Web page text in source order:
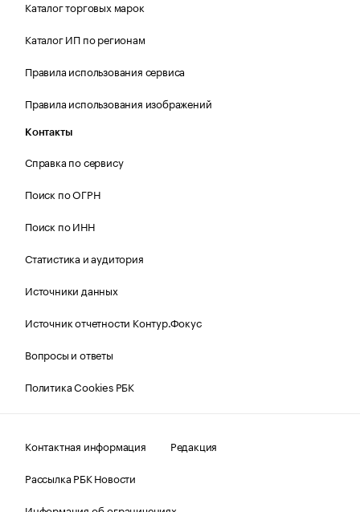
Каталог торговых марок
Каталог ИП по регионам
Правила использования сервиса
Правила использования изображений
Контакты
Справка по сервису
Поиск по ОГРН
Поиск по ИНН
Статистика и аудитория
Источники данных
Источник отчетности Контур.Фокус
Вопросы и ответы
Политика Cookies РБК
Контактная информация
Редакция
Рассылка РБК Новости